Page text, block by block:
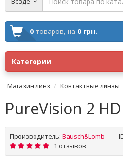
0 товаров, на 0 грн.
Категории
Магазин линз Контактные линзы
PureVision 2
Производитель: Bausch&Lomb
1 отзывов